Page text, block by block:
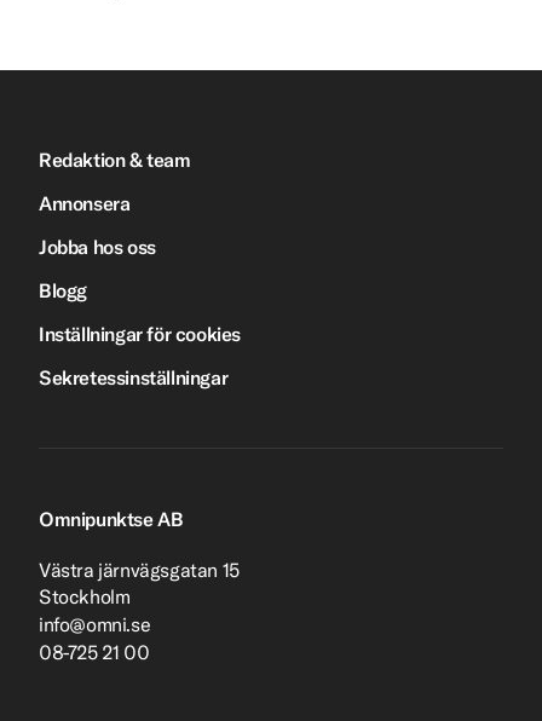
Redaktion & team
Annonsera
Jobba hos oss
Blogg
Inställningar för cookies
Sekretessinställningar
Omnipunktse AB
Västra järnvägsgatan 15
Stockholm
info@omni.se
08-725 21 00